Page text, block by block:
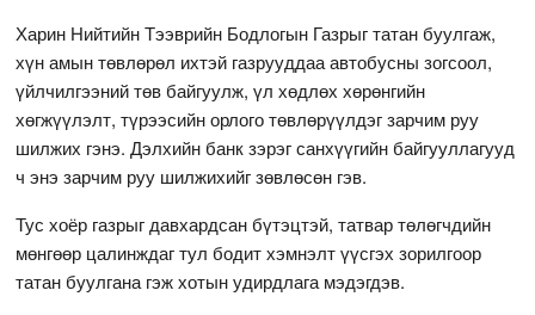
Харин Нийтийн Тээврийн Бодлогын Газрыг татан буулгаж,
хүн амын төвлөрөл ихтэй газрууддаа автобусны зогсоол,
үйлчилгээний төв байгуулж, үл хөдлөх хөрөнгийн
хөгжүүлэлт, түрээсийн орлого төвлөрүүлдэг зарчим руу
шилжих гэнэ. Дэлхийн банк зэрэг санхүүгийн байгууллагууд
ч энэ зарчим руу шилжихийг зөвлөсөн гэв.
Тус хоёр газрыг давхардсан бүтэцтэй, татвар төлөгчдийн
мөнгөөр цалинждаг тул бодит хэмнэлт үүсгэх зорилгоор
татан буулгана гэж хотын удирдлага мэдэгдэв.